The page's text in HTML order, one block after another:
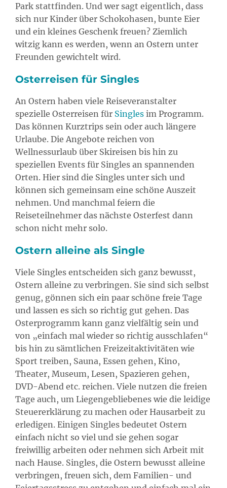
Park stattfinden. Und wer sagt eigentlich, dass
sich nur Kinder über Schokohasen, bunte Eier
und ein kleines Geschenk freuen? Ziemlich
witzig kann es werden, wenn an Ostern unter
Freunden gewichtelt wird.
Osterreisen für Singles
An Ostern haben viele Reiseveranstalter
spezielle Osterreisen für Singles im Programm.
Das können Kurztrips sein oder auch längere
Urlaube. Die Angebote reichen von
Wellnessurlaub über Skireisen bis hin zu
speziellen Events für Singles an spannenden
Orten. Hier sind die Singles unter sich und
können sich gemeinsam eine schöne Auszeit
nehmen. Und manchmal feiern die
Reiseteilnehmer das nächste Osterfest dann
schon nicht mehr solo.
Ostern alleine als Single
Viele Singles entscheiden sich ganz bewusst,
Ostern alleine zu verbringen. Sie sind sich selbst
genug, gönnen sich ein paar schöne freie Tage
und lassen es sich so richtig gut gehen. Das
Osterprogramm kann ganz vielfältig sein und
von „einfach mal wieder so richtig ausschlafen“
bis hin zu sämtlichen Freizeitaktivitäten wie
Sport treiben, Sauna, Essen gehen, Kino,
Theater, Museum, Lesen, Spazieren gehen,
DVD-Abend etc. reichen. Viele nutzen die freien
Tage auch, um Liegengebliebenes wie die leidige
Steuererklärung zu machen oder Hausarbeit zu
erledigen. Einigen Singles bedeutet Ostern
einfach nicht so viel und sie gehen sogar
freiwillig arbeiten oder nehmen sich Arbeit mit
nach Hause. Singles, die Ostern bewusst alleine
verbringen, freuen sich, dem Familien- und